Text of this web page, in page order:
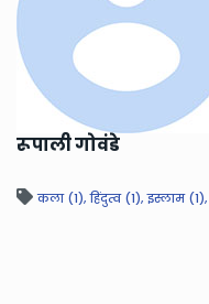
रूपाली गोवंडे
कला (1), हिंदुत्व (1), इस्लाम (1),